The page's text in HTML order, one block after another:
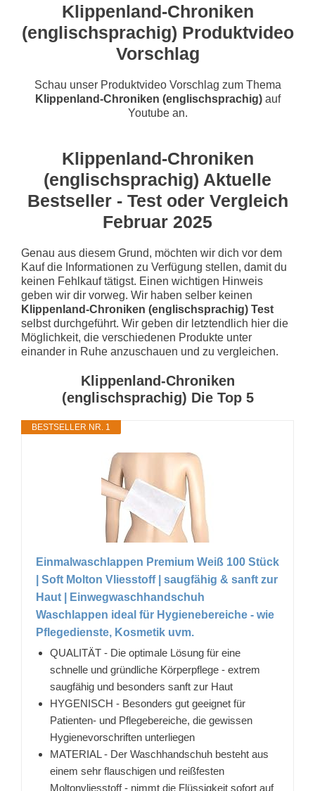
Klippenland-Chroniken
(englischsprachig) Produktvideo
Vorschlag
Schau unser Produktvideo Vorschlag zum Thema
Klippenland-Chroniken (englischsprachig)auf
Youtube an.
Klippenland-Chroniken
(englischsprachig) Aktuelle
Bestseller - Test oder Vergleich
Februar 2025
Genau aus diesem Grund, möchten wir dich vor dem
Kauf die Informationen zu Verfügung stellen, damit du
keinen Fehlkauf tätigst. Einen wichtigen Hinweis
geben wir dir vorweg. Wir haben selber keinen
Klippenland-Chroniken (englischsprachig) Test
selbst durchgeführt. Wir geben dir letztendlich hier die
Möglichkeit, die verschiedenen Produkte unter
einander in Ruhe anzuschauen und zu vergleichen.
Klippenland-Chroniken
(englischsprachig) Die Top 5
BESTSELLER NR. 1
Einmalwaschlappen Premium Weiß 100 Stück
| Soft Molton Vliesstoff | saugfähig & sanft zur
Haut | Einwegwaschhandschuh
Waschlappen ideal für Hygienebereiche - wie
Pflegedienste, Kosmetik uvm.
QUALITÄT - Die optimale Lösung für eine
schnelle und gründliche Körperpflege - extrem
saugfähig und besonders sanft zur Haut
HYGENISCH - Besonders gut geeignet für
Patienten- und Pflegebereiche, die gewissen
Hygienevorschriften unterliegen
MATERIAL - Der Waschhandschuh besteht aus
einem sehr flauschigen und reißfesten
Moltonvliesstoff - nimmt die Flüssigkeit sofort auf